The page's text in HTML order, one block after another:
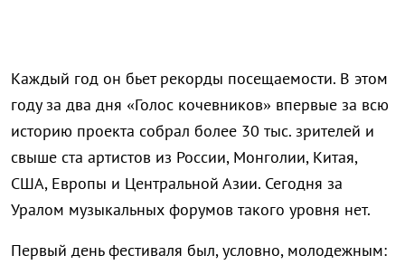
Каждый год он бьет рекорды посещаемости. В этом
году за два дня «Голос кочевников» впервые за всю
историю проекта собрал более 30 тыс. зрителей и
свыше ста артистов из России, Монголии, Китая,
США, Европы и Центральной Азии. Сегодня за
Уралом музыкальных форумов такого уровня нет.
Первый день фестиваля был, условно, молодежным: